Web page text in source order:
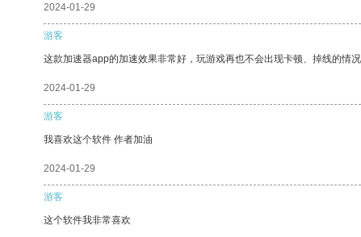
2024-01-29
游客
这款加速器app的加速效果非常好，玩游戏再也不会出现卡顿、掉线的情
2024-01-29
游客
我喜欢这个软件 作者加油
2024-01-29
游客
这个软件我非常喜欢